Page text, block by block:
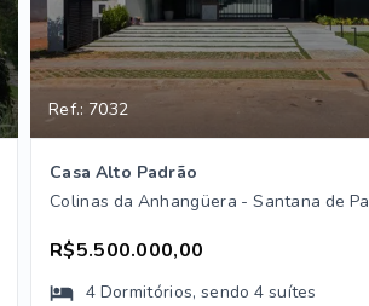
Ref.: 7032
Casa Alto Padrão
Colinas da Anhangüera - Santana de
R$5.500.000,00
4 Dormitórios, sendo4 suítes